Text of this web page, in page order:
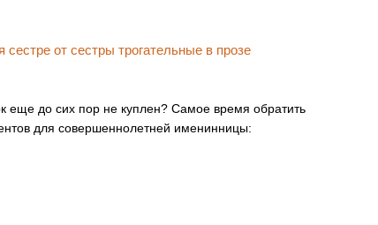
еще до сих пор не куплен? Самое время обратить
для совершеннолетней именинницы: